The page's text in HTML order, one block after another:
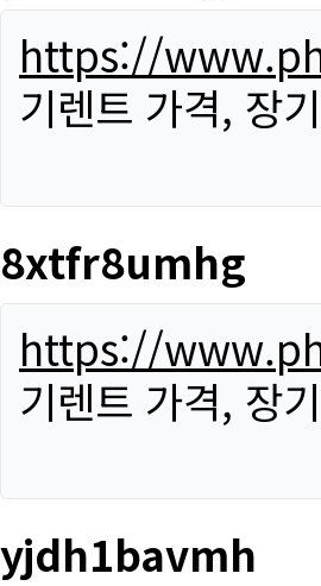
https://
기렌트 가격, 장
8xtfr8umhg
https://
기렌트 가격, 장
yjdh1bavmh